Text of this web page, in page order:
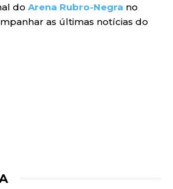
do Arena Rubro-Negra no
as últimas notícias do